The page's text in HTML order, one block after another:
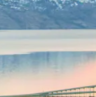
надолу или